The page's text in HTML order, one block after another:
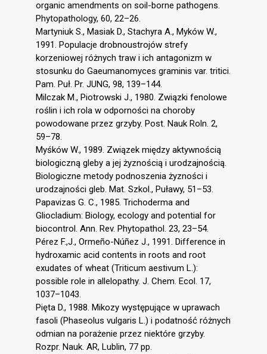
organic amendments on soil-borne pathogens.
Phytopathology, 60, 22–26.
Martyniuk S., Masiak D., Stachyra A., Myków W.,
1991. Populacje drobnoustrojów strefy
korzeniowej różnych traw i ich antagonizm w
stosunku do Gaeumanomyces graminis var. tritici.
Pam. Puł. Pr. JUNG, 98, 139–144.
Milczak M., Piotrowski J., 1980. Związki fenolowe
roślin i ich rola w odporności na choroby
powodowane przez grzyby. Post. Nauk Roln. 2,
59–78.
Myśków W., 1989. Związek między aktywnością
biologiczną gleby a jej żyznością i urodzajnością.
Biologiczne metody podnoszenia żyzności i
urodzajności gleb. Mat. Szkol., Puławy, 51–53.
Papavizas G. C., 1985. Trichoderma and
Gliocladium: Biology, ecology and potential for
biocontrol. Ann. Rev. Phytopathol. 23, 23–54.
Pérez F.,J., Ormeño-Núñez J., 1991. Difference in
hydroxamic acid contents in roots and root
exudates of wheat (Triticum aestivum L.):
possible role in allelopathy. J. Chem. Ecol. 17,
1037–1043.
Pięta D., 1988. Mikozy występujące w uprawach
fasoli (Phaseolus vulgaris L.) i podatność różnych
odmian na porażenie przez niektóre grzyby.
Rozpr. Nauk. AR, Lublin, 77 pp.